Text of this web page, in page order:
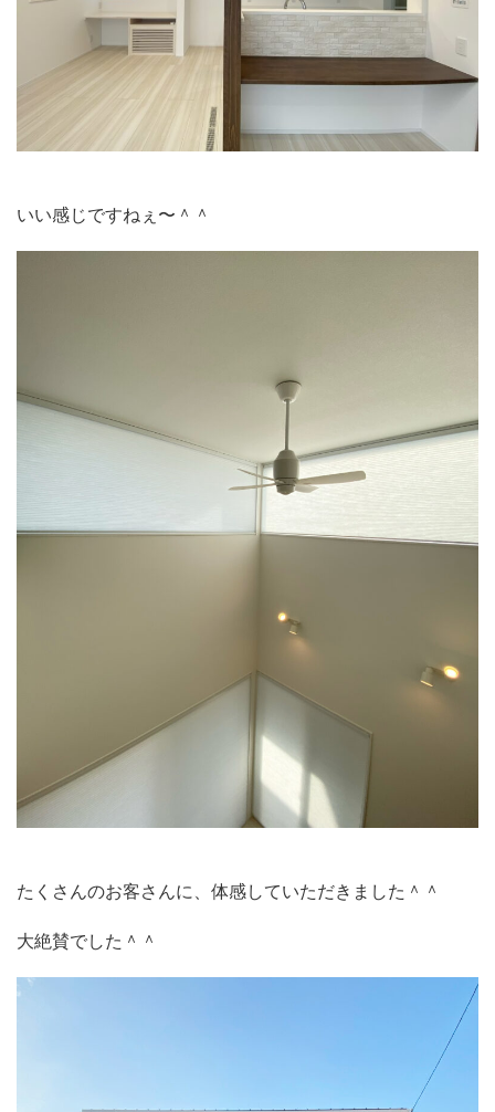
いい感じですねぇ〜＾＾
たくさんのお客さんに、体感していただきました＾＾
大絶賛でした＾＾